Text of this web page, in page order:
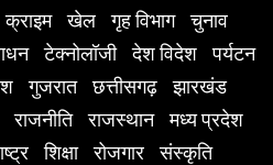
क्राइम खेल गृह विभाग
चुनाव
टेक्नोलॉजी देश विदेश
पर्यटन
गुजरात छत्तीसगढ़
झारखंड
राजनीति राजस्थान
मध्य प्रदेश
शिक्षा रोजगार
संस्कृति